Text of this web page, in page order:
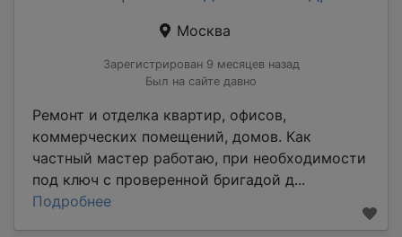
Москва
Зарегистрирован 9 месяцев назад
Был на сайте давно
Ремонт и отделка квартир, офисов,
коммерческих помещений, домов. Как
частный мастер работаю, при необходимости
под ключ с проверенной бригадой д...
Подробнее